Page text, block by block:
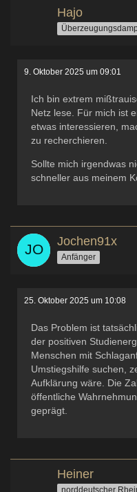
Hajo
9. Oktober 2025 um 09:01
Ich bin extrem
Netz lese. Für mich ist
etwas interessieren,
zu recherchieren.
Sollte mich irgendwas
schneller aus meinem
Jochen91x
Anfänger
25. Oktober 2025 um 10:08
Das Problem ist
der positiven
Menschen mit
Umstiegshilfe suchen,
Aufklärung wäre. Die
öffentliche
geprägt.
Heiner